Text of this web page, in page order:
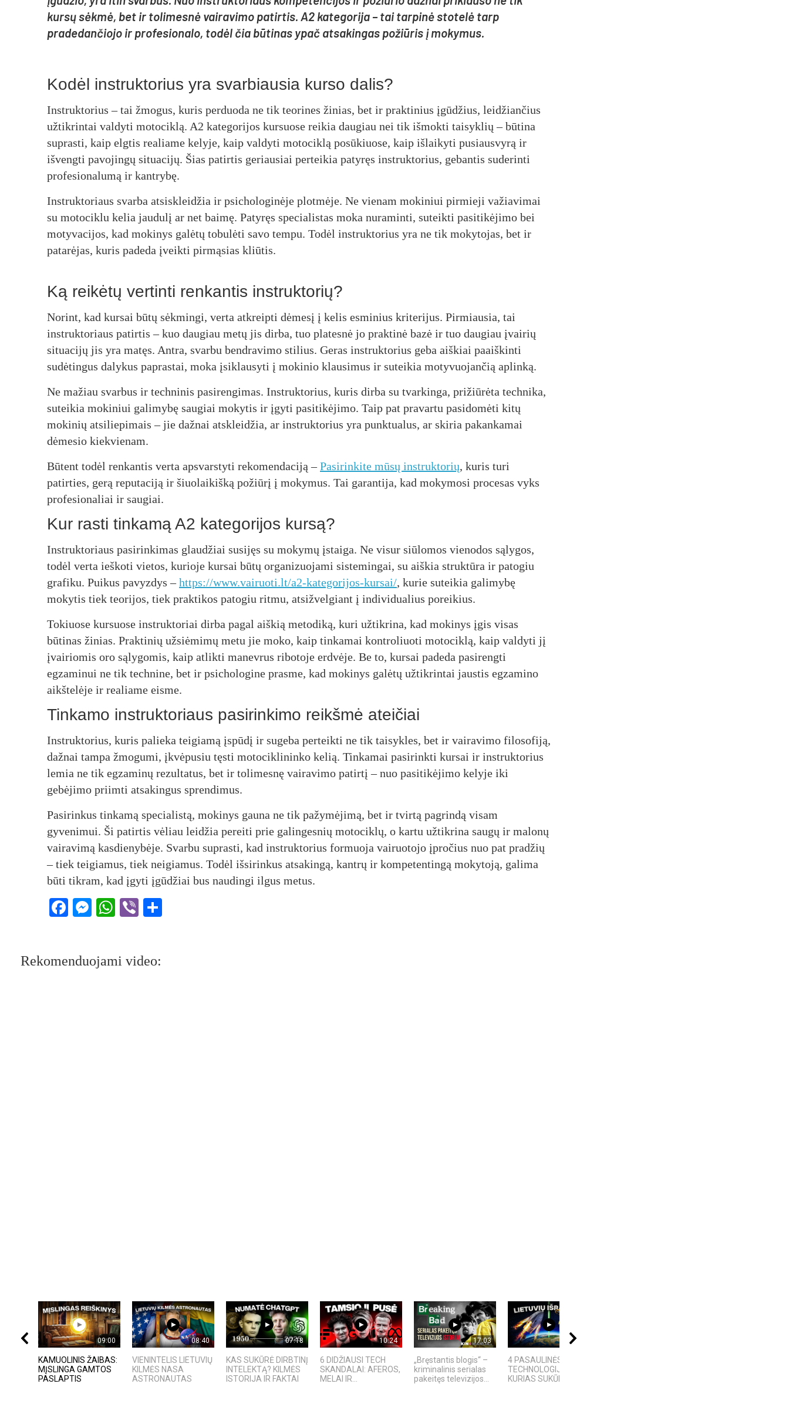
kursų sėkmė, bet ir tolimesnė vairavimo patirtis. A2 kategorija – tai tarpinė stotelė tarp
pradedančiojo ir profesionalo, todėl čia būtinas ypač atsakingas požiūris į mokymus.
Kodėl instruktorius yra svarbiausia kurso dalis?
Instruktorius – tai žmogus, kuris perduoda ne tik teorines žinias, bet ir praktinius įgūdžius, leidžiančius
užtikrintai valdyti motociklą. A2 kategorijos kursuose reikia daugiau nei tik išmokti taisyklių – būtina
suprasti, kaip elgtis realiame kelyje, kaip valdyti motociklą posūkiuose, kaip išlaikyti pusiausvyrą ir
išvengti pavojingų situacijų. Šias patirtis geriausiai perteikia patyręs instruktorius, gebantis suderinti
profesionalumą ir kantrybę.
Instruktoriaus svarba atsiskleidžia ir psichologinėje plotmėje. Ne vienam mokiniui pirmieji važiavimai
su motociklu kelia jaudulį ar net baimę. Patyręs specialistas moka nuraminti, suteikti pasitikėjimo bei
motyvacijos, kad mokinys galėtų tobulėti savo tempu. Todėl instruktorius yra ne tik mokytojas, bet ir
patarėjas, kuris padeda įveikti pirmąsias kliūtis.
Ką reikėtų vertinti renkantis instruktorių?
Norint, kad kursai būtų sėkmingi, verta atkreipti dėmesį į kelis esminius kriterijus. Pirmiausia, tai
instruktoriaus patirtis – kuo daugiau metų jis dirba, tuo platesnė jo praktinė bazė ir tuo daugiau įvairių
situacijų jis yra matęs. Antra, svarbu bendravimo stilius. Geras instruktorius geba aiškiai paaiškinti
sudėtingus dalykus paprastai, moka įsiklausyti į mokinio klausimus ir suteikia motyvuojančią aplinką.
Ne mažiau svarbus ir techninis pasirengimas. Instruktorius, kuris dirba su tvarkinga, prižiūrėta technika,
suteikia mokiniui galimybę saugiai mokytis ir įgyti pasitikėjimo. Taip pat pravartu pasidomėti kitų
mokinių atsiliepimais – jie dažnai atskleidžia, ar instruktorius yra punktualus, ar skiria pakankamai
dėmesio kiekvienam.
Būtent todėl renkantis verta apsvarstyti rekomendaciją –Pasirinkite mūsų instruktorių, kuris turi
patirties, gerą reputaciją ir šiuolaikišką požiūrį į mokymus. Tai garantija, kad mokymosi procesas vyks
profesionaliai ir saugiai.
Kur rasti tinkamą A2 kategorijos kursą?
Instruktoriaus pasirinkimas glaudžiai susijęs su mokymų įstaiga. Ne visur siūlomos vienodos sąlygos,
todėl verta ieškoti vietos, kurioje kursai būtų organizuojami sistemingai, su aiškia struktūra ir patogiu
grafiku. Puikus pavyzdys –https://www.vairuoti.lt/a2-kategorijos-kursai/, kurie suteikia galimybę
mokytis tiek teorijos, tiek praktikos patogiu ritmu, atsižvelgiant į individualius poreikius.
Tokiuose kursuose instruktoriai dirba pagal aiškią metodiką, kuri užtikrina, kad mokinys įgis visas
būtinas žinias. Praktinių užsiėmimų metu jie moko, kaip tinkamai kontroliuoti motociklą, kaip valdyti jį
įvairiomis oro sąlygomis, kaip atlikti manevrus ribotoje erdvėje. Be to, kursai padeda pasirengti
egzaminui ne tik technine, bet ir psichologine prasme, kad mokinys galėtų užtikrintai jaustis egzamino
aikštelėje ir realiame eisme.
Tinkamo instruktoriaus pasirinkimo reikšmė ateičiai
Instruktorius, kuris palieka teigiamą įspūdį ir sugeba perteikti ne tik taisykles, bet ir vairavimo filosofiją,
dažnai tampa žmogumi, įkvėpusiu tęsti motociklininko kelią. Tinkamai pasirinkti kursai ir instruktorius
lemia ne tik egzaminų rezultatus, bet ir tolimesnę vairavimo patirtį – nuo pasitikėjimo kelyje iki
gebėjimo priimti atsakingus sprendimus.
Pasirinkus tinkamą specialistą, mokinys gauna ne tik pažymėjimą, bet ir tvirtą pagrindą visam
gyvenimui. Ši patirtis vėliau leidžia pereiti prie galingesnių motociklų, o kartu užtikrina saugų ir malonų
vairavimą kasdienybėje. Svarbu suprasti, kad instruktorius formuoja vairuotojo įpročius nuo pat pradžių
– tiek teigiamus, tiek neigiamus. Todėl išsirinkus atsakingą, kantrų ir kompetentingą mokytoją, galima
būti tikram, kad įgyti įgūdžiai bus naudingi ilgus metus.
Facebook
Messenger
WhatsApp
Viber
Rekomenduojami video:
09:00
KAMUOLINIS ŽAIBAS:
MĮSLINGA GAMTOS
PASLAPTIS
08:40
VIENINTELIS LIETUVIŲ
KILMĖS NASA
ASTRONAUTAS
07:18
KAS SUKŪRĖ DIRBTINĮ
INTELEKTĄ? KILMĖS
ISTORIJA IR FAKTAI
10:24
6 DIDŽIAUSI TECH
SKANDALAI: AFEROS,
MELAI IR...
17:03
„Bręstantis blogis“ –
kriminalinis serialas
pakeitęs televizijos...
08:01
4 PASAULINĖS
TECHNOLOGIJOS,
KURIAS SUKŪRĖ...